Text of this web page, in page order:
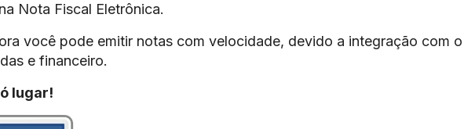
Nota Fiscal Eletrônica.
você pode emitir notas com velocidade, devido a integração com o
e financeiro.
lugar!